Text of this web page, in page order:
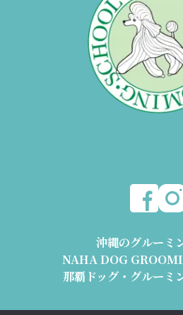
沖縄のグルーミ
NAHA DOG
那覇ドッグ・グルーミ